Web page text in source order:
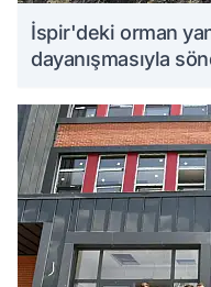
İspir'deki orman
dayanışmasıyla